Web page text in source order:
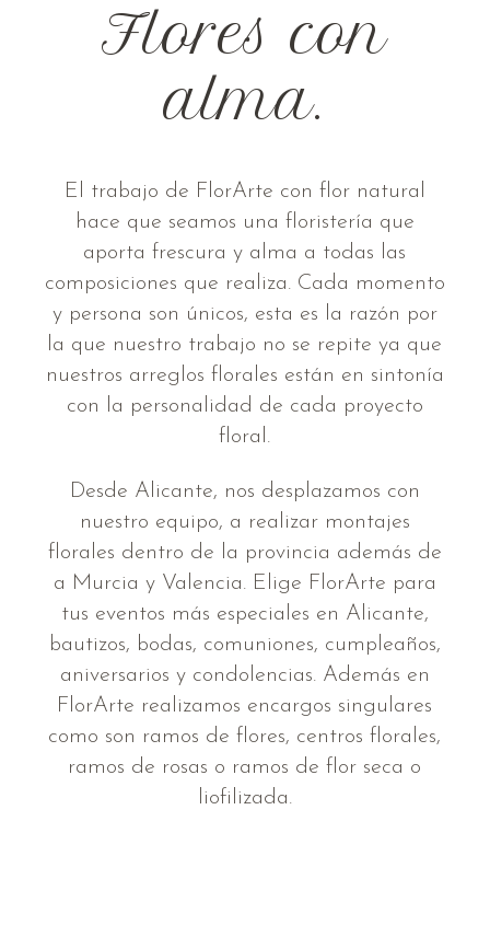
Flores con
alma.
El trabajo de FlorArte con flor natural
hace que seamos una floristería que
aporta frescura y alma a todas las
composiciones que realiza. Cada momento
y persona son únicos, esta es la razón por
la que nuestro trabajo no se repite ya que
nuestros arreglos florales están en sintonía
con la personalidad de cada proyecto
floral.
Desde Alicante, nos desplazamos con
nuestro equipo, a realizar montajes
florales dentro de la provincia además de
a Murcia y Valencia. Elige FlorArte para
tus eventos más especiales en Alicante,
bautizos, bodas, comuniones, cumpleaños,
aniversarios y condolencias. Además en
FlorArte realizamos encargos singulares
como son ramos de flores, centros florales,
ramos de rosas o ramos de flor seca o
liofilizada.